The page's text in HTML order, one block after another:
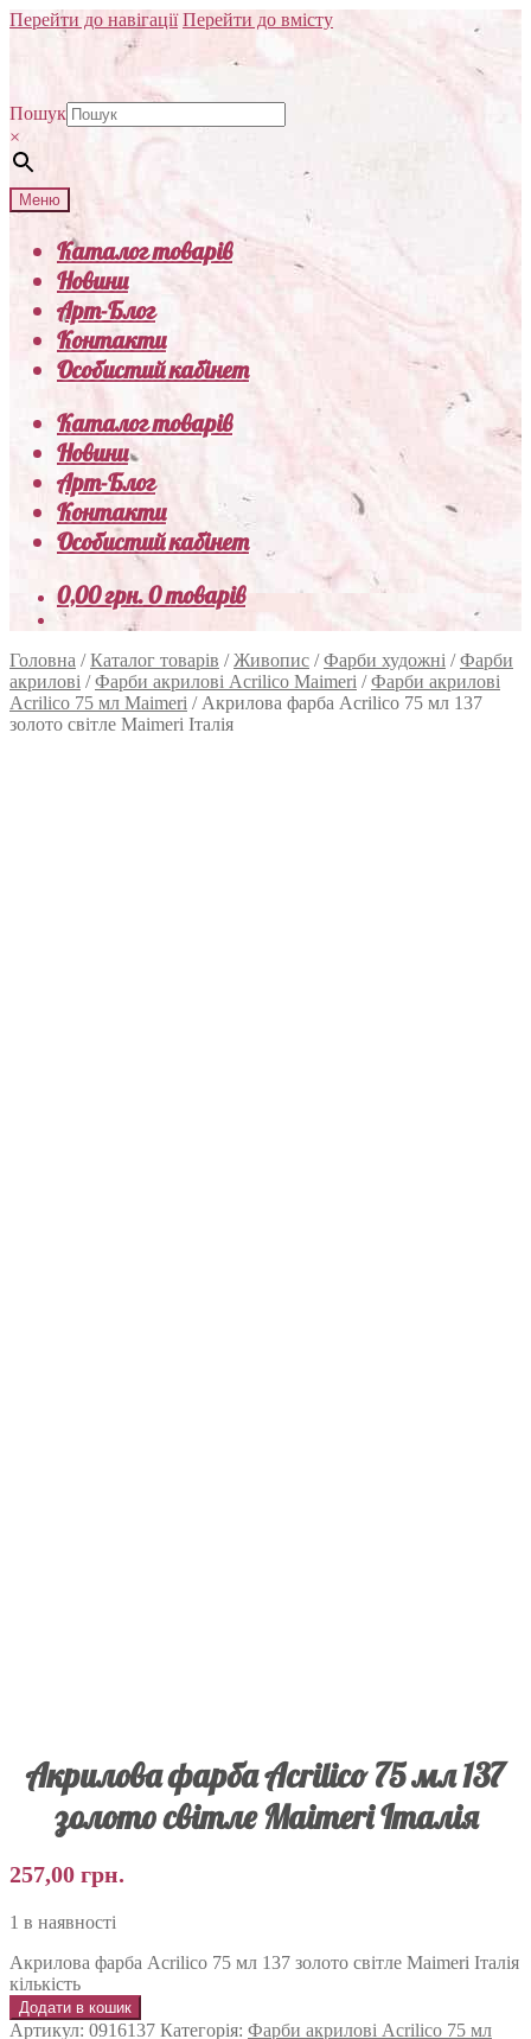
Перейти до навігації Перейти до вмісту
Пошук
×
Меню
Каталог товарів
Новини
Арт-Блог
Контакти
Особистий кабінет
Каталог товарів
Новини
Арт-Блог
Контакти
Особистий кабінет
0,00грн.0 товарів
Головна /Каталог товарів /Живопис /Фарби художні /Фарби
акрилові /Фарби акрилові Acrilico Maimeri /Фарби акрилові
Acrilico 75 мл Maimeri / Акрилова фарба Acrilico 75 мл 137
золото світле Maimeri Італія
Акрилова фарба Acrilico 75 мл 137
золото світле Maimeri Італія
257,00 грн.
1 в наявності
Акрилова фарба Acrilico 75 мл 137 золото світле Maimeri Італія
кількість
Додати в кошик
Артикул: 0916137 Категорія: Фарби акрилові Acrilico 75 мл